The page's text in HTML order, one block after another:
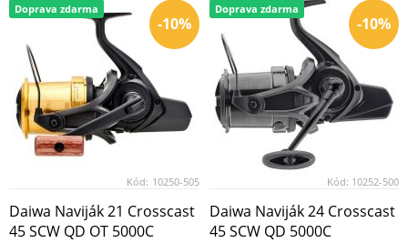
-10%
Doprava zdarma
Kód: 10250-505
Daiwa Naviják 21 Crosscast
45 SCW QD OT 5000C
-10%
Doprava zdarma
Kód: 10252-500
Daiwa Naviják 24 Crosscast
45 SCW QD 5000C